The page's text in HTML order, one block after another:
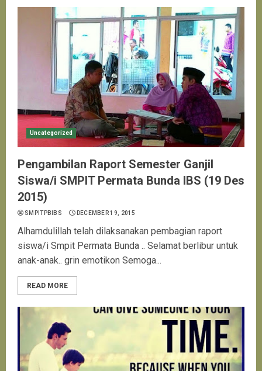
Uncategorized
Pengambilan Raport Semester Ganjil
Siswa/i SMPIT Permata Bunda IBS (19 Des
2015)
SMPITPBIBS DECEMBER 19, 2015
Alhamdulillah telah dilaksanakan pembagian raport
siswa/i Smpit Permata Bunda .. Selamat berlibur untuk
anak-anak.. grin emotikon Semoga...
READ MORE